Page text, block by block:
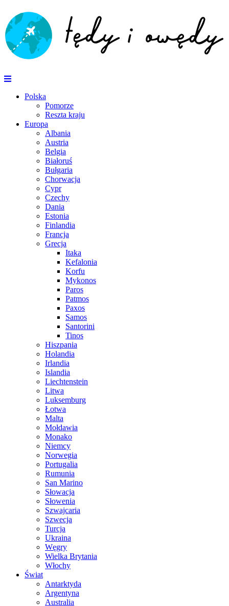
Polska
Pomorze
Reszta kraju
Europa
Albania
Austria
Belgia
Białoruś
Bułgaria
Chorwacja
Cypr
Czechy
Dania
Estonia
Finlandia
Francja
Grecja
Itaka
Kefalonia
Korfu
Mykonos
Paros
Patmos
Paxos
Samos
Santorini
Tinos
Hiszpania
Holandia
Irlandia
Islandia
Liechtenstein
Litwa
Luksemburg
Łotwa
Malta
Mołdawia
Monako
Niemcy
Norwegia
Portugalia
Rumunia
San Marino
Słowacja
Słowenia
Szwajcaria
Szwecja
Turcja
Ukraina
Węgry
Wielka Brytania
Włochy
Świat
Antarktyda
Argentyna
Australia